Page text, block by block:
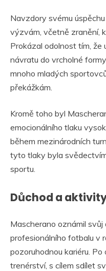
Navzdory svému
výzvám, včetně zranění,
Prokázal odolnost tím,
návratu do vrcholné
mnoho mladých
překážkám.
Kromě toho byl
emocionálního tlaku
během mezinárodních
tyto tlaky byla
sportu.
Důchod a
Mascherano oznámil
profesionálního fotbalu v
pozoruhodnou kariéru.
trenérství, s cílem sdílet